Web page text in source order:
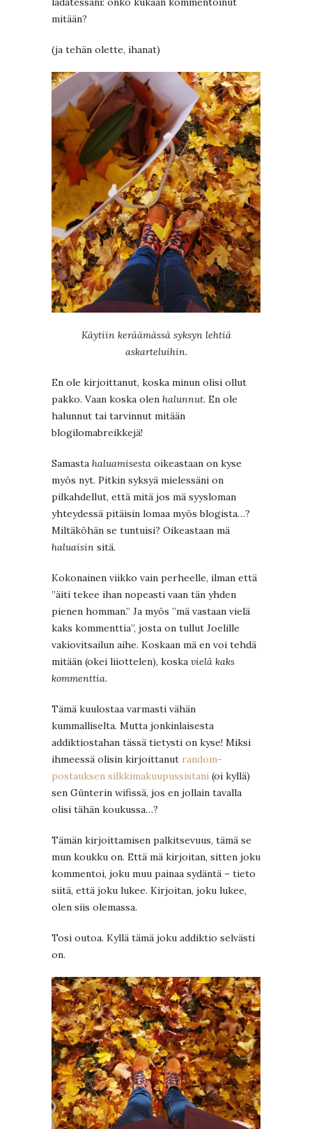
mitään?
(ja tehän olette, ihanat)
Käytiin keräämässä syksyn lehtiä
askarteluihin.
En ole kirjoittanut, koska minun olisi ollut
pakko. Vaan koska olen halunnut. En ole
halunnut tai tarvinnut mitään
blogilomabreikkejä!
Samasta haluamisesta oikeastaan on kyse
myös nyt. Pitkin syksyä mielessäni on
pilkahdellut, että mitä jos mä syysloman
yhteydessä pitäisin lomaa myös blogista…?
Miltäköhän se tuntuisi? Oikeastaan mä
haluaisin sitä.
Kokonainen viikko vain perheelle, ilman että
”äiti tekee ihan nopeasti vaan tän yhden
pienen homman.” Ja myös ”mä vastaan vielä
kaks kommenttia”, josta on tullut Joelille
vakiovitsailun aihe. Koskaan mä en voi tehdä
mitään (okei liiottelen), koska vielä kaks
kommenttia.
Tämä kuulostaa varmasti vähän
kummalliselta. Mutta jonkinlaisesta
addiktiostahan tässä tietysti on kyse! Miksi
ihmeessä olisin kirjoittanut random-
postauksen silkkimakuupussistani (oi kyllä)
sen Günterin wifissä, jos en jollain tavalla
olisi tähän koukussa…?
Tämän kirjoittamisen palkitsevuus, tämä se
mun koukku on. Että mä kirjoitan, sitten joku
kommentoi, joku muu painaa sydäntä – tieto
siitä, että joku lukee. Kirjoitan, joku lukee,
olen siis olemassa.
Tosi outoa. Kyllä tämä joku addiktio selvästi
on.